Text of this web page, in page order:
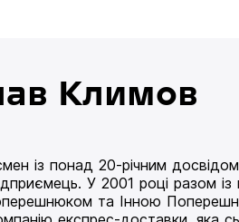
Климов
із понад 20-річним
У 2001 році разом із
та Інною